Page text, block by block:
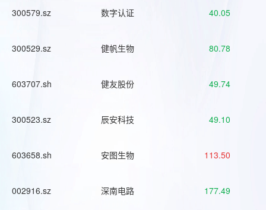
300579.sz 数字认证 40.05
300529.sz 健帆生物 80.78
603707.sh 健友股份 49.74
300523.sz 辰安科技 49.10
603658.sh 安图生物 113.50
002916.sz 深南电路 177.49